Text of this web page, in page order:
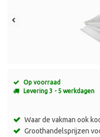
Op voorraad
Levering 3 - 5 werkdagen
Waar de vakman ook
Groothandelsprijzen